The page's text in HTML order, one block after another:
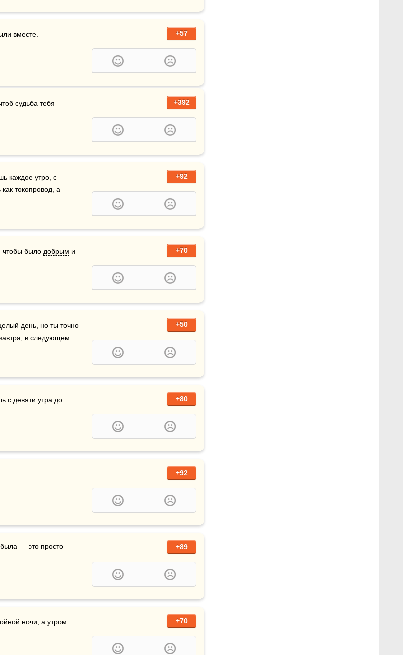
+57
вместе.
+392
судьба тебя
+92
каждое утро, с
токопровод, а
+70
чтобы было добрым и
+50
день, но ты точно
в следующем
+80
с девяти утра до
+92
+89
+70
ночи , а утром